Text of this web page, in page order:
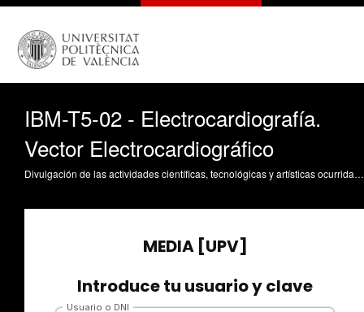
IBM-T5-02 - Electrocardiografía.
Vector Electrocardiográfico
Divulgación de las actividades científicas, tecnológicas y artísticas ocurridas en los tres campus de la UPV